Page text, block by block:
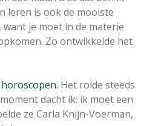
leren is ook de mooiste
je moet in de materie
Zo ontwikkelde het
Het rolde steeds
dacht ik: ik moet een
ze Carla Knijn-Voerman,